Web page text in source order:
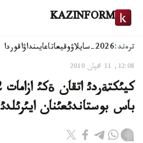
KAZINFORM
ترەند:2026-سايلاۋ وقيعاتاعايىنداۋاقوردا
12:08, 11 اقپان 2010
باس بوستاندئعئنان ايئرئلدئ